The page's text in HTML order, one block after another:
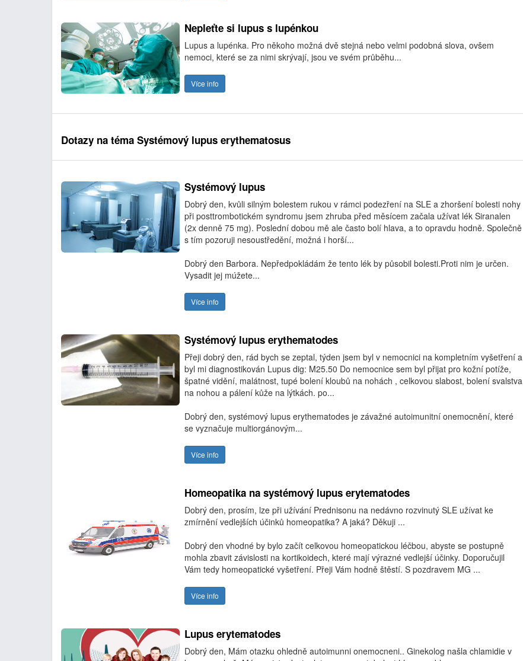
Nepleťte si lupus s lupénkou
Lupus a lupénka. Pro někoho možná dvě stejná nebo velmi podobná slova, ovšem
nemoci, které se za nimi skrývají, jsou ve svém průběhu...
Více info
Dotazy na téma Systémový lupus erythematosus
Systémový lupus
Dobrý den, kvůli silným bolestem rukou v rámci podezření na SLE a zhoršení bolesti nohy
při posttrombotickém syndromu jsem zhruba před měsícem začala užívat lék Siranalen
(2x denně 75 mg). Poslední dobou mě ale často bolí hlava, a to opravdu hodně. Společně
s tím pozoruji nesoustředění, možná i horší...
Dobrý den Barbora. Nepředpokládám že tento lék by působil bolesti.Proti nim je určen.
Vysadit jej múžete...
Více info
Systémový lupus erythematodes
Přeji dobrý den, rád bych se zeptal, týden jsem byl v nemocnici na kompletním vyšetření a
byl mi diagnostikován Lupus dig: M25.50 Do nemocnice sem byl přijat pro kožní potíže,
špatné vidění, malátnost, tupé bolení kloubů na nohách , celkovou slabost, bolení svalstva
na nohou a pálení kůže na lýtkách. po...
Dobrý den, systémový lupus erythematodes je závažné autoimunitní onemocnění, které
se vyznačuje multiorgánovým...
Více info
Homeopatika na systémový lupus erytematodes
Dobrý den, prosím, lze při užívání Prednisonu na nedávno rozvinutý SLE užívat ke
zmírnění vedlejších účinků homeopatika? A jaká? Děkuji ...
Dobrý den vhodné by bylo začít celkovou homeopatickou léčbou, abyste se postupně
mohla zbavit závislosti na kortikoidech, které mají výrazné vedlejší účinky. Doporučujil
Vám tedy homeopatické vyšetření. Přeji Vám hodně štěstí. S pozdravem MG ...
Více info
Lupus erytematodes
Dobrý den, Mám otazku ohledně autoimunni onemocneni.. Ginekolog našla chlamidie v